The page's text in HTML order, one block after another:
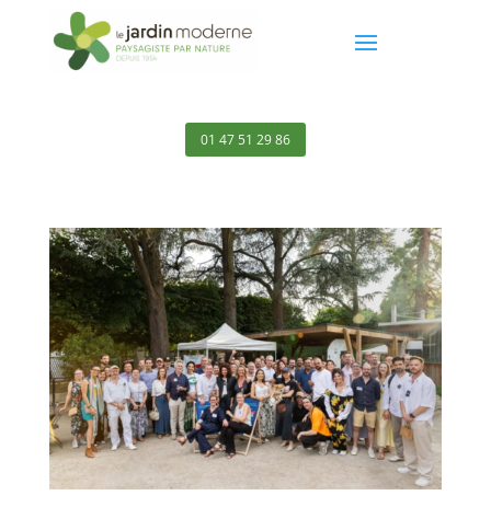
01 47 51 29 86